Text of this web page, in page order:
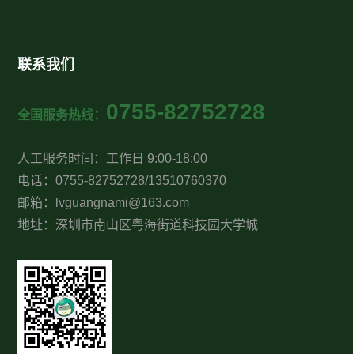
联系我们
全国服务热线： 0755-82752728
人工服务时间：工作日 9:00-18:00
电话：0755-82752728/13510760370
邮箱：lvguangnami@163.com
地址：深圳市南山区粤海街道科技园大学城